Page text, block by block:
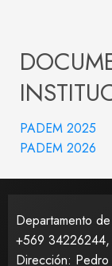
PADEM 2025
PADEM 2026
Departamento
+569 34226244,
Dirección: